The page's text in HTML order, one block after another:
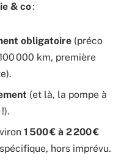
& co:
obligatoire (préco
000 km, première
(et là, la pompe à
1 500 € à 2 200 €
hors imprévu.